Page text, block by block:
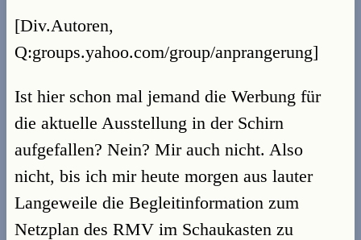
[Div.Autoren,
Q:groups.yahoo.com/group/anprangerung]
Ist hier schon mal jemand die Werbung für
die aktuelle Ausstellung in der Schirn
aufgefallen? Nein? Mir auch nicht. Also
nicht, bis ich mir heute morgen aus lauter
Langeweile die Begleitinformation zum
Netzplan des RMV im Schaukasten zu